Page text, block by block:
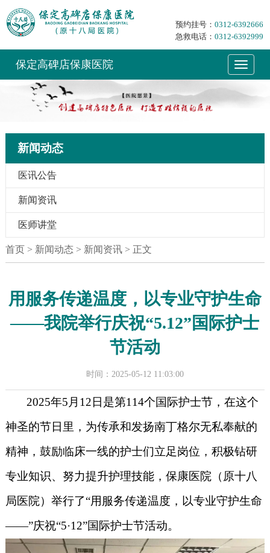
预约挂号： 0312-6392666
急救电话： 0312-6392999
保定高碑店保康医院
新闻动态
医讯公告
新闻资讯
医师讲堂
首页> 新闻动态 > 新闻资讯 > 正文
用服务传递温度，以专业守护生命
——我院举行庆祝“5.12”国际护士
节活动
时间：2025-05-12 11:03:00
2025年5月12日是第114个国际护士节，在这个
神圣的节日里，为传承和发扬南丁格尔无私奉献的
精神，鼓励临床一线的护士们立足岗位，积极钻研
专业知识、努力提升护理技能，保康医院（原十八
局医院）举行了“用服务传递温度，以专业守护生命
——”庆祝“5·12”国际护士节活动。